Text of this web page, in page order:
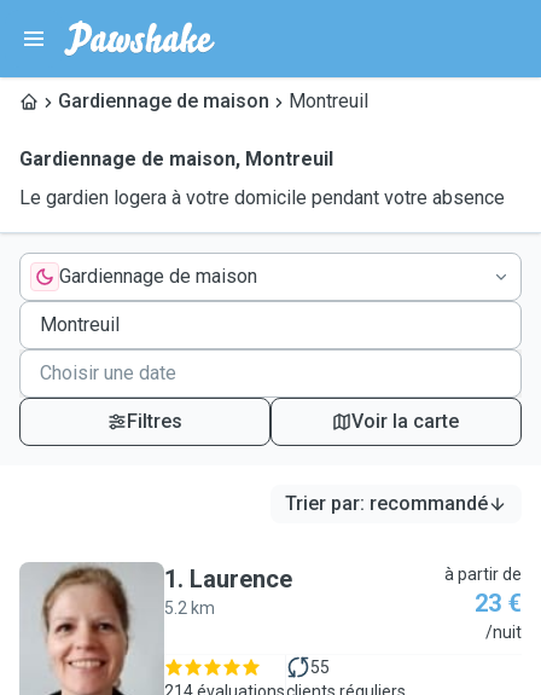
Gardiennage de maison Montreuil
Gardiennage de maison, Montreuil
Le gardien logera à votre domicile pendant votre absence
Gardiennage de maison
Filtres Voir la carte
Trier par: recommandé
L
1. Laurence
5.2 km
à partir de
23 €
/nuit
55